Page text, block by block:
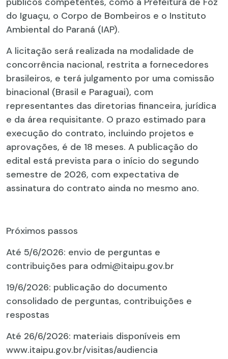
do Iguaçu, o Corpo de Bombeiros e o Instituto
Ambiental do Paraná (IAP).
A licitação será realizada na modalidade de
concorrência nacional, restrita a fornecedores
brasileiros, e terá julgamento por uma comissão
binacional (Brasil e Paraguai), com
representantes das diretorias financeira, jurídica
e da área requisitante. O prazo estimado para
execução do contrato, incluindo projetos e
aprovações, é de 18 meses. A publicação do
edital está prevista para o início do segundo
semestre de 2026, com expectativa de
assinatura do contrato ainda no mesmo ano.
Próximos passos
Até 5/6/2026: envio de perguntas e
contribuições para odmi@itaipu.gov.br
19/6/2026: publicação do documento
consolidado de perguntas, contribuições e
respostas
Até 26/6/2026: materiais disponíveis em
www.itaipu.gov.br/visitas/audiencia